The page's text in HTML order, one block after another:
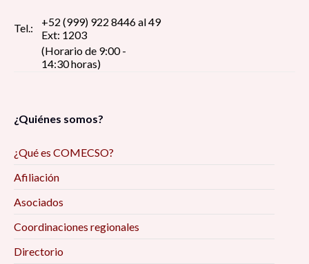
Tel.:
+52 (999) 922 8446 al 49
Ext: 1203
(Horario de 9:00 -
14:30 horas)
¿Quiénes somos?
¿Qué es COMECSO?
Afiliación
Asociados
Coordinaciones regionales
Directorio